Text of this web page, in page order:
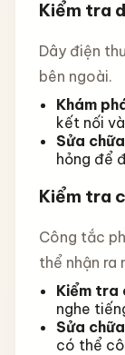
Kiểm tra
Dây điện
bên ngoài.
Khám
kết nối
Sửa chữa
hỏng để
Kiểm tra
Công tắc
thể nhận ra
Kiểm tra
nghe
Sửa chữa
có thể